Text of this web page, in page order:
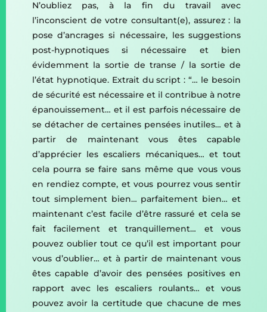
N’oubliez pas, à la fin du travail avec
l’inconscient de votre consultant(e), assurez : la
pose d’ancrages si nécessaire, les suggestions
post-hypnotiques si nécessaire et bien
évidemment la sortie de transe / la sortie de
l’état hypnotique. Extrait du script : “… le besoin
de sécurité est nécessaire et il contribue à notre
épanouissement… et il est parfois nécessaire de
se détacher de certaines pensées inutiles… et à
partir de maintenant vous êtes capable
d’apprécier les escaliers mécaniques… et tout
cela pourra se faire sans même que vous vous
en rendiez compte, et vous pourrez vous sentir
tout simplement bien… parfaitement bien… et
maintenant c’est facile d’être rassuré et cela se
fait facilement et tranquillement… et vous
pouvez oublier tout ce qu’il est important pour
vous d’oublier… et à partir de maintenant vous
êtes capable d’avoir des pensées positives en
rapport avec les escaliers roulants… et vous
pouvez avoir la certitude que chacune de mes